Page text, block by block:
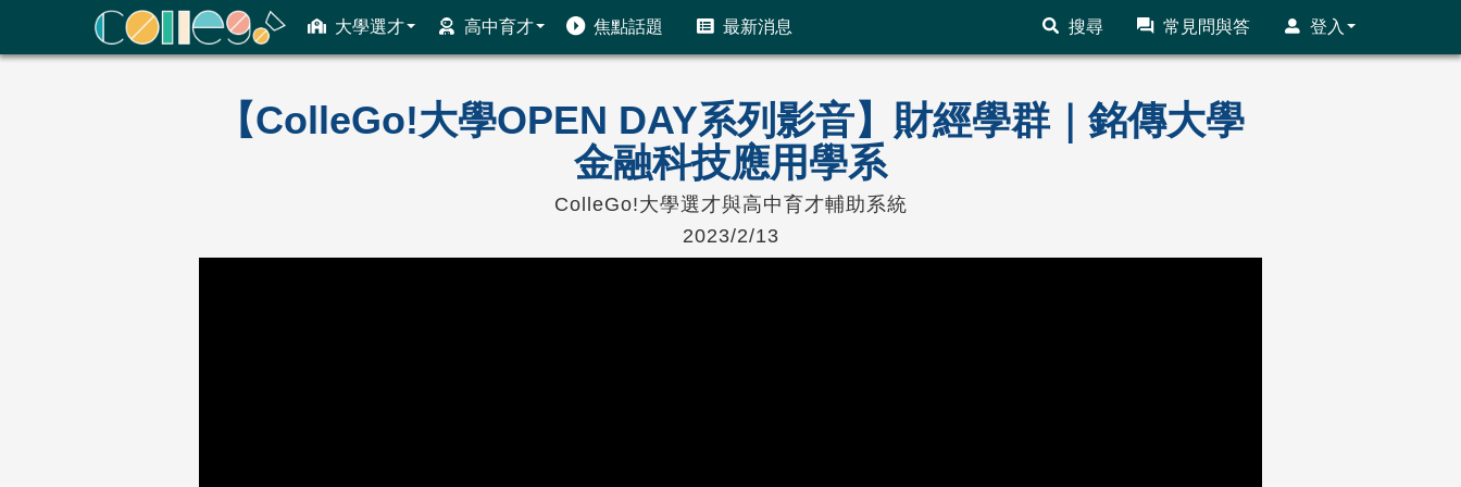
大學選才 高中育才 焦點話題 最新消息 搜尋 常見問與答 登入
ColleGo! 大學選才與高中育才輔助系統
【ColleGo!大學OPEN DAY系列影音】財經學群｜銘傳大學
金融科技應用學系
ColleGo!大學選才與高中育才輔助系統
2023/2/13